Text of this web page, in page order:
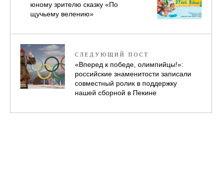
юному зрителю сказку «По
щучьему велению»
СЛЕДУЮЩИЙ ПОСТ
«Вперед к победе, олимпийцы!»:
российские знаменитости записали
совместный ролик в поддержку
нашей сборной в Пекине